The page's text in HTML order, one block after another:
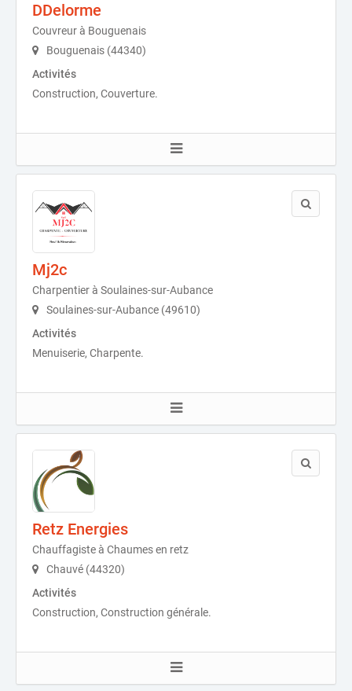
DDelorme
Couvreur à Bouguenais
Bouguenais (44340)
Activités
Construction, Couverture.
Mj2c
Charpentier à Soulaines-sur-Aubance
Soulaines-sur-Aubance (49610)
Activités
Menuiserie, Charpente.
Retz Energies
Chauffagiste à Chaumes en retz
Chauvé (44320)
Activités
Construction, Construction générale.